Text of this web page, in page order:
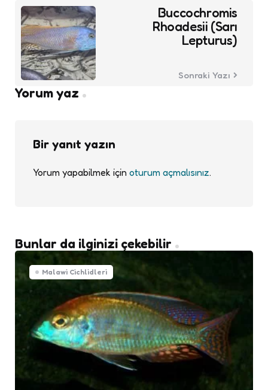
Buccochromis
Rhoadesii (Sarı
Lepturus)
Sonraki Yazı
Yorum yaz
Bir yanıt yazın
Yorum yapabilmek için oturum açmalısınız.
Bunlar da ilginizi çekebilir
Malawi Cichlidleri